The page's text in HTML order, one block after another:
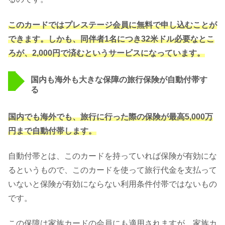
このカードではプレステージ会員に無料で申し込むことが
できます。しかも、同伴者1名につき32米ドル必要なとこ
ろが、2,000円で済むというサービスになっています。
国内も海外も大きな保障の旅行保険が自動付帯す
る
国内でも海外でも、旅行に行った際の保険が最高5,000万
円まで自動付帯します。
自動付帯とは、このカードを持っていれば保険が有効にな
るというもので、このカードを使って旅行代金を支払って
いないと保険が有効にならない利用条件付帯ではないもの
です。